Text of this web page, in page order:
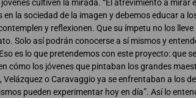
cultiven la mirada. “El atrevimiento a mirar
en la sociedad de la imagen y debemos educar a
y reflexionen. Que su ímpetu no los
Solo así podrán conocerse a sí mismos y
es lo que pretendemos con este proyecto: que
cómo los jóvenes que pintaban los grandes
Velázquez o Caravaggio ya se enfrentaban a los
pueden experimentar hoy en día”. Así lo